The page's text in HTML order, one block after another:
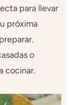
para llevar
próxima
o
cocinar.